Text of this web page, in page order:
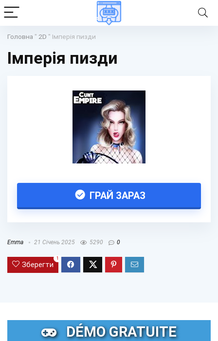
Головна " 2D " Імперія пизди
Імперія пизди
ГРАЙ ЗАРАЗ
Emma 21 Січень 2025 5290 0
Зберегти
1
DÉMO GRATUITE